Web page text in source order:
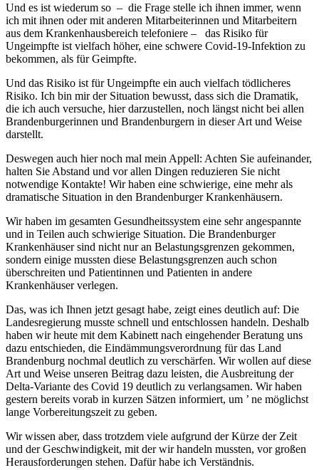
Und es ist wiederum so – die Frage stelle ich ihnen immer, wenn
ich mit ihnen oder mit anderen Mitarbeiterinnen und Mitarbeitern
aus dem Krankenhausbereich telefoniere – das Risiko für
Ungeimpfte ist vielfach höher, eine schwere Covid-19-Infektion zu
bekommen, als für Geimpfte.
Und das Risiko ist für Ungeimpfte ein auch vielfach tödlicheres
Risiko. Ich bin mir der Situation bewusst, dass sich die Dramatik,
die ich auch versuche, hier darzustellen, noch längst nicht bei allen
Brandenburgerinnen und Brandenburgern in dieser Art und Weise
darstellt.
Deswegen auch hier noch mal mein Appell: Achten Sie aufeinander,
halten Sie Abstand und vor allen Dingen reduzieren Sie nicht
notwendige Kontakte! Wir haben eine schwierige, eine mehr als
dramatische Situation in den Brandenburger Krankenhäusern.
Wir haben im gesamten Gesundheitssystem eine sehr angespannte
und in Teilen auch schwierige Situation. Die Brandenburger
Krankenhäuser sind nicht nur an Belastungsgrenzen gekommen,
sondern einige mussten diese Belastungsgrenzen auch schon
überschreiten und Patientinnen und Patienten in andere
Krankenhäuser verlegen.
Das, was ich Ihnen jetzt gesagt habe, zeigt eines deutlich auf: Die
Landesregierung musste schnell und entschlossen handeln. Deshalb
haben wir heute mit dem Kabinett nach eingehender Beratung uns
dazu entschieden, die Eindämmungsverordnung für das Land
Brandenburg nochmal deutlich zu verschärfen. Wir wollen auf diese
Art und Weise unseren Beitrag dazu leisten, die Ausbreitung der
Delta-Variante des Covid 19 deutlich zu verlangsamen. Wir haben
gestern bereits vorab in kurzen Sätzen informiert, um ’ ne möglichst
lange Vorbereitungszeit zu geben.
Wir wissen aber, dass trotzdem viele aufgrund der Kürze der Zeit
und der Geschwindigkeit, mit der wir handeln mussten, vor großen
Herausforderungen stehen. Dafür habe ich Verständnis.